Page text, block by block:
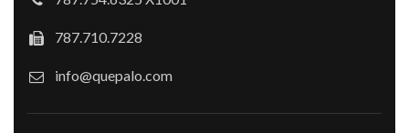
787.710.7228
info@quepalo.com